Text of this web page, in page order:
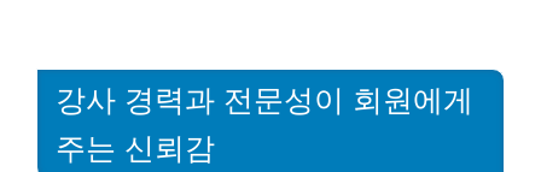
강사 경력과 전문성이 회원에게
주는 신뢰감